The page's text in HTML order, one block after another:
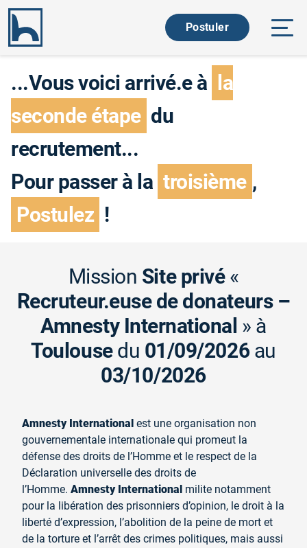
Postuler
...Vous voici arrivé.e à
la
seconde étape du
recrutement...
Pour passer à la troisième ,
Postulez !
Mission Site privé«
Recruteur.euse de donateurs –
Amnesty International » à
Toulousedu 01/09/2026au
03/10/2026
Amnesty International est une organisation non
gouvernementale internationale qui promeut la
défense des droits de l’Homme et le respect de la
Déclaration universelle des droits de
l’Homme. Amnesty International milite notamment
pour la libération des prisonniers d’opinion, le droit à la
liberté d’expression, l’abolition de la peine de mort et
de la torture et l’arrêt des crimes politiques, mais aussi